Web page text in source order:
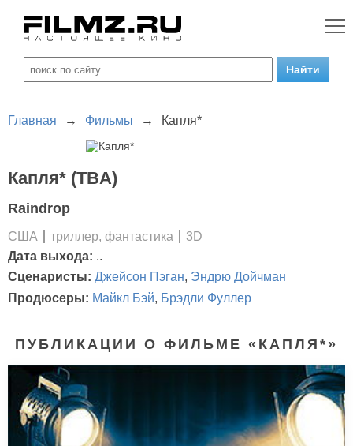
Главная → Фильмы → Капля*
Капля* (TBA)
Raindrop
США триллер, фантастика
3D
Дата выхода: ..
Сценаристы: Джейсон Пэган, Эндрю Дойчман
Продюсеры: Майкл Бэй, Брэдли Фуллер
ПУБЛИКАЦИИ О ФИЛЬМЕ «КАПЛЯ*»